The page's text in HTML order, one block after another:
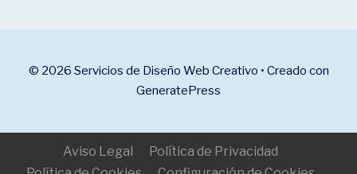
© 2026 Servicios de Diseño Web Creativo • Creado con
GeneratePress
Aviso Legal
Política de Privacidad